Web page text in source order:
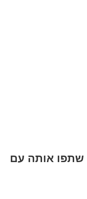
אותה עם